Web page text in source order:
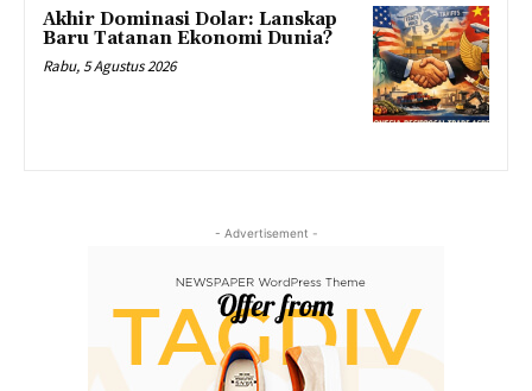
Akhir Dominasi Dolar: Lanskap
Baru Tatanan Ekonomi Dunia?
Rabu, 5 Agustus 2026
- Advertisement -